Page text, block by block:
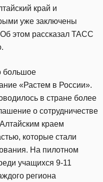
край и
уже заключены
этом рассказал ТАСС
большое
«Растем в России».
в стране более
о сотрудничестве
краем
которые стали
На пилотном
учащихся 9-11
региона